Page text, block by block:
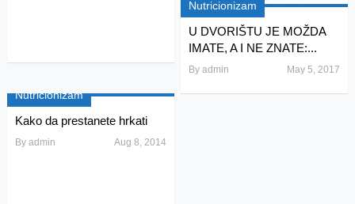
Nutricionizam
U DVORIŠTU JE MOŽDA
IMATE, A I NE ZNATE:...
Byadmin May 5, 2017
Nutricionizam
Kako da prestanete hrkati
By admin Aug 8, 2014